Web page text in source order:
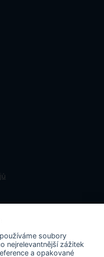
N&N.
Matosoft.
soubory
nejrelevantnější zážitek
a opakované